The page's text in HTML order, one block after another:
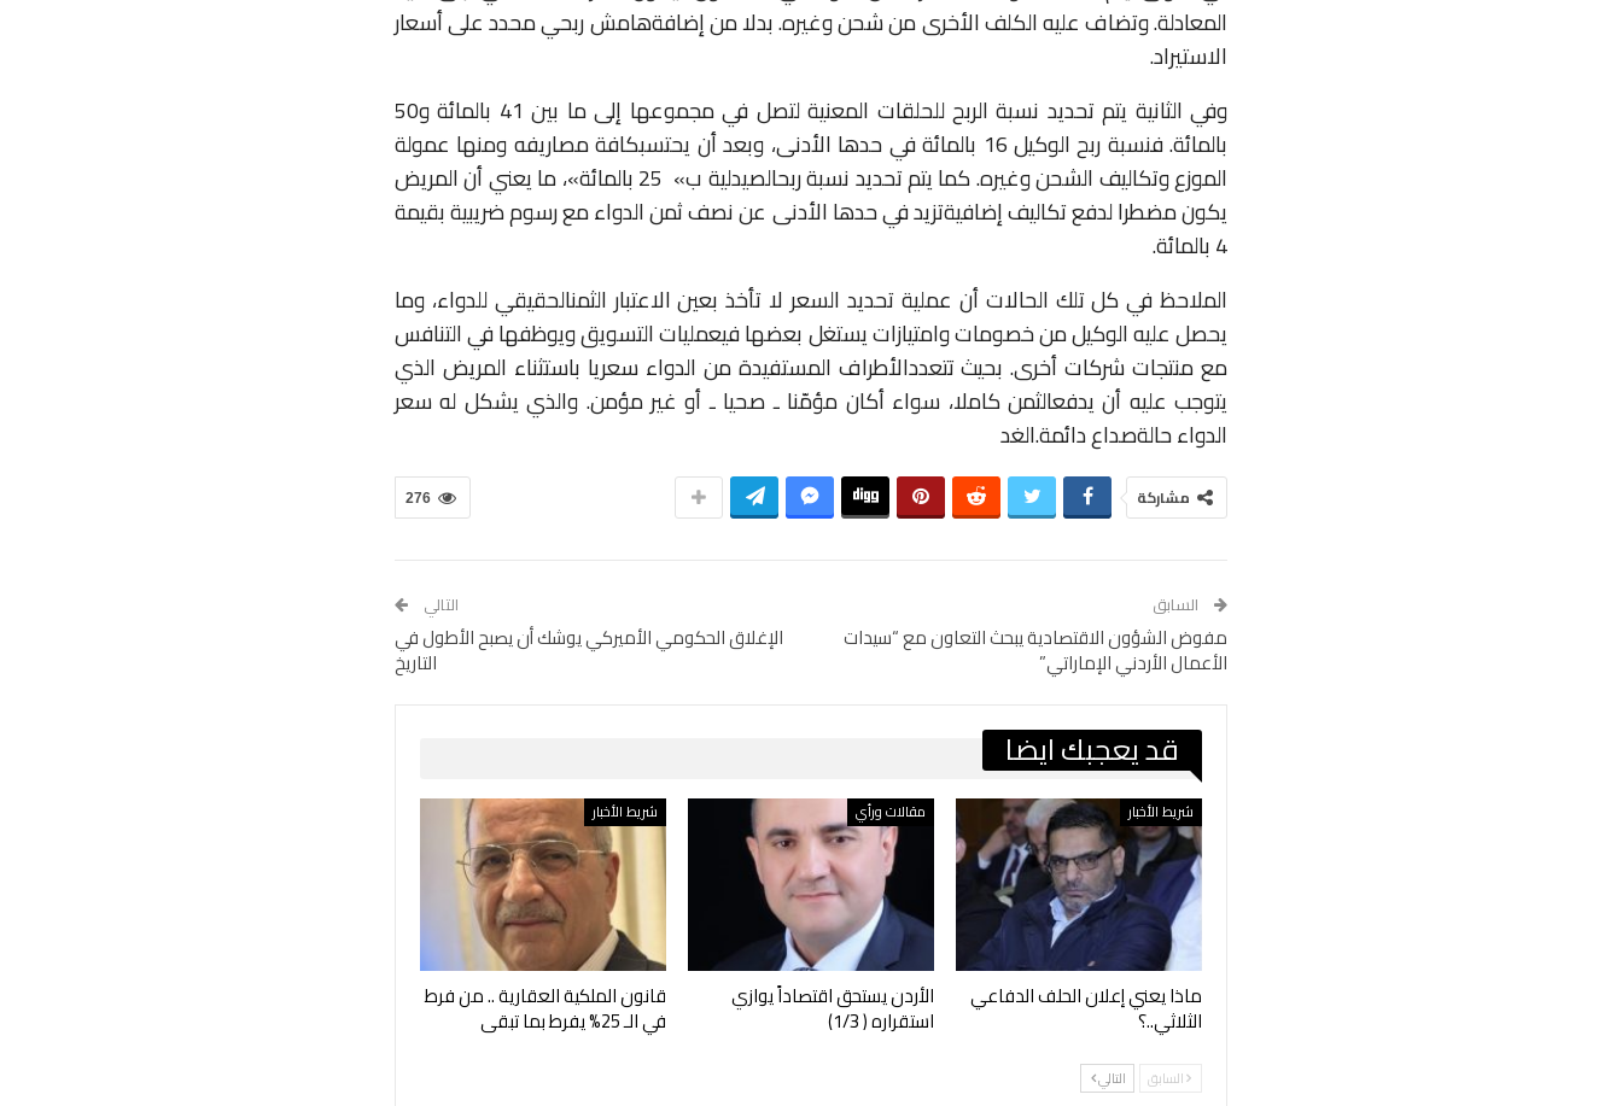
المعادلة.وتضافعليهالكلفالأخرىمنشحنوغيره.بدلامنإضافةهامشربحيمحددعلىأسعار
الاستيراد.
وفي الثانية يتمتحديد نسبة الربحللحلقات المعنيةلتصل فيمجموعها إلىما بين41 بالمائةو50
بالمائة.فنسبةربحالوكيل بالمائةفيحدها الأدنى، وبعدأنيحتسبكافةمصاريفهومنها عمولة
الموزعوتكاليفالشحنوغيره.كمايتمتحديدنسبةربحالصيدليةب»
25بالمائة»،مايعنيأنالمريض
يكونمضطرالدفعتكاليفإضافيةتزيدفيحدهاالأدنى عننصفثمنالدواءمعرسومضريبيةبقيمة
4بالمائة.
الملاحظفيكلتلك الحالاتأن عمليةتحديد السعر لاتأخذ بعينالاعتبار الثمنالحقيقيللدواء، وما
يحصلعليهالوكيلمنخصوماتوامتيازاتيستغلبعضهافيعملياتالتسويقويوظفهافيالتنافس
معمنتجاتشركاتأخرى. بحيثتتعددالأطراف المستفيدةمن الدواء سعريا باستثناء المريض الذي
يتوجب عليه أنيدفعالثمنكاملا، سواء أكان مؤمّنا ـ صحيا ـ أو غيرمؤمن. والذييشكل لهسعر
الدواءحالةصداعدائمة.الغد
276 مشاركة
السابق
‎مفوض الشؤون الاقتصادية يبحث التعاون مع “سيدات
الأعمال الأردني الإماراتي”
التالي
‎الإغلاق الحكومي الأميركي يوشك أن يصبح الأطول في
التاريخ
قد يعجبك ايضا
شريط الأخبار
ماذا يعني إعلان الحلف الدفاعي
الثلاثي..؟
مقالات ورأي
الأردن يستحق اقتصاداً يوازي
استقراره ( 1/3)
شريط الأخبار
قانون الملكية العقارية .. من فرط
في الـ 25% يفرط بما تبقى
السابق التالي